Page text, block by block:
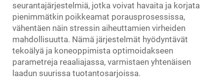
seurantajärjestelmiä, jotka voivat havaita ja korjata
pienimmätkin poikkeamat porausprosessissa,
vähentäen näin stressin aiheuttamien virheiden
mahdollisuutta. Nämä järjestelmät hyödyntävät
tekoälyä ja koneoppimista optimoidakseen
parametreja reaaliajassa, varmistaen yhtenäisen
laadun suurissa tuotantosarjoissa.